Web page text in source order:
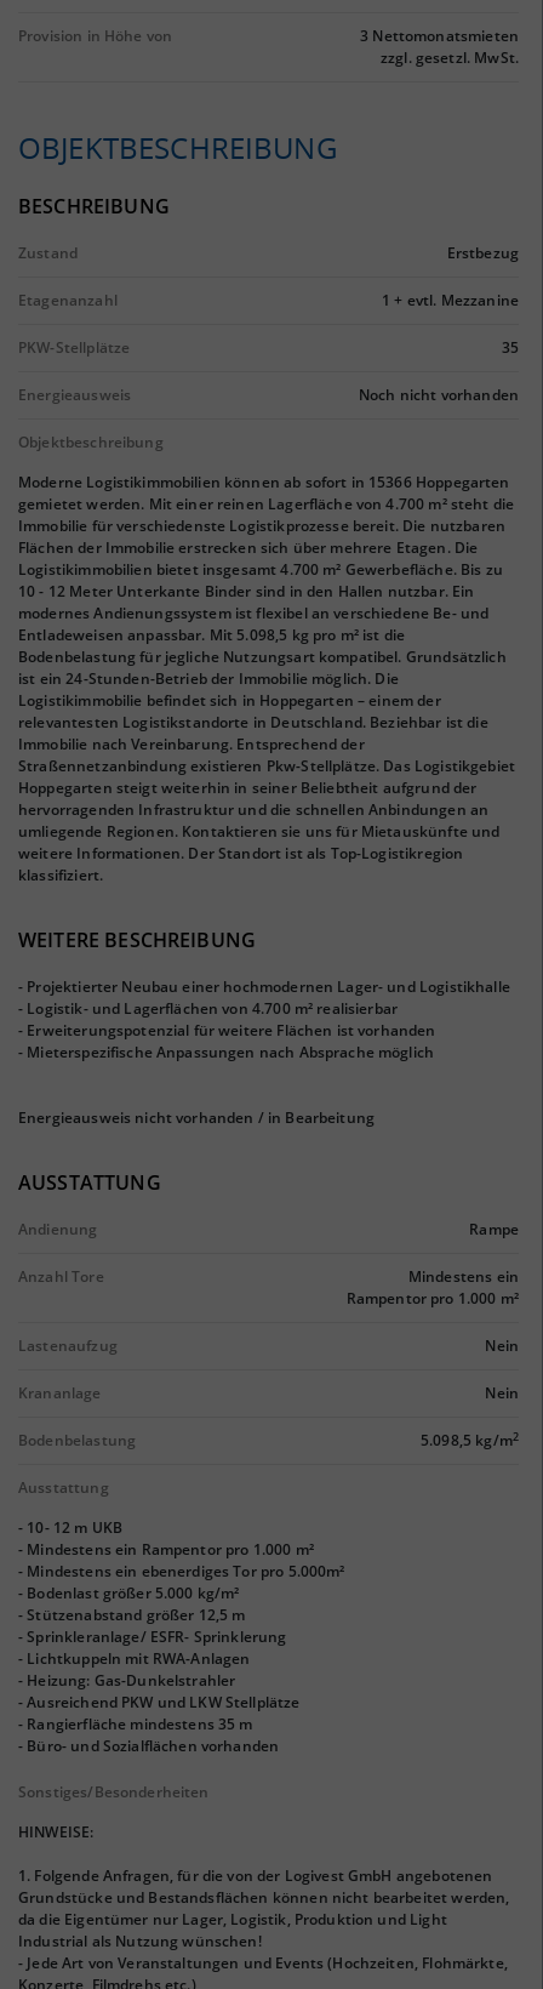
Provision in Höhe von
3 Nettomonatsmieten
zzgl. gesetzl. MwSt.
OBJEKTBESCHREIBUNG
BESCHREIBUNG
Zustand Erstbezug
Etagenanzahl 1 + evtl. Mezzanine
PKW-Stellplätze 35
Energieausweis Noch nicht vorhanden
Objektbeschreibung
Moderne Logistikimmobilien können ab sofort in 15366 Hoppegarten
gemietet werden. Mit einer reinen Lagerfläche von 4.700 m² steht die
Immobilie für verschiedenste Logistikprozesse bereit. Die nutzbaren
Flächen der Immobilie erstrecken sich über mehrere Etagen. Die
Logistikimmobilien bietet insgesamt 4.700 m² Gewerbefläche. Bis zu
10 - 12 Meter Unterkante Binder sind in den Hallen nutzbar. Ein
modernes Andienungssystem ist flexibel an verschiedene Be- und
Entladeweisen anpassbar. Mit 5.098,5 kg pro m² ist die
Bodenbelastung für jegliche Nutzungsart kompatibel. Grundsätzlich
ist ein 24-Stunden-Betrieb der Immobilie möglich. Die
Logistikimmobilie befindet sich in Hoppegarten – einem der
relevantesten Logistikstandorte in Deutschland. Beziehbar ist die
Immobilie nach Vereinbarung. Entsprechend der
Straßennetzanbindung existieren Pkw-Stellplätze. Das Logistikgebiet
Hoppegarten steigt weiterhin in seiner Beliebtheit aufgrund der
hervorragenden Infrastruktur und die schnellen Anbindungen an
umliegende Regionen. Kontaktieren sie uns für Mietauskünfte und
weitere Informationen. Der Standort ist als Top-Logistikregion
klassifiziert.
WEITERE BESCHREIBUNG
- Projektierter Neubau einer hochmodernen Lager- und Logistikhalle
- Logistik- und Lagerflächen von 4.700 m² realisierbar
- Erweiterungspotenzial für weitere Flächen ist vorhanden
- Mieterspezifische Anpassungen nach Absprache möglich
Energieausweis nicht vorhanden / in Bearbeitung
AUSSTATTUNG
Andienung Rampe
Anzahl Tore
Mindestens ein
Rampentor pro 1.000 m²
Lastenaufzug Nein
Krananlage Nein
Bodenbelastung 5.098,5 kg/m2
Ausstattung
- 10- 12 m UKB
- Mindestens ein Rampentor pro 1.000 m²
- Mindestens ein ebenerdiges Tor pro 5.000m²
- Bodenlast größer 5.000 kg/m²
- Stützenabstand größer 12,5 m
- Sprinkleranlage/ ESFR- Sprinklerung
- Lichtkuppeln mit RWA-Anlagen
- Heizung: Gas-Dunkelstrahler
- Ausreichend PKW und LKW Stellplätze
- Rangierfläche mindestens 35 m
- Büro- und Sozialflächen vorhanden
Sonstiges/Besonderheiten
HINWEISE:
1. Folgende Anfragen, für die von der Logivest GmbH angebotenen
Grundstücke und Bestandsflächen können nicht bearbeitet werden,
da die Eigentümer nur Lager, Logistik, Produktion und Light
Industrial als Nutzung wünschen!
- Jede Art von Veranstaltungen und Events (Hochzeiten, Flohmärkte,
Konzerte, Filmdrehs etc.)